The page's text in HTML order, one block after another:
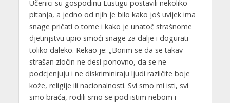
Učenici su gospodinu Lustigu postavili nekoliko
pitanja, a jedno od njih je bilo kako još uvijek ima
snage pričati o tome i kako je unatoč strašnome
djetinjstvu upio smoći snage za dalje i dogurati
toliko daleko. Rekao je: „Borim se da se takav
strašan zločin ne desi ponovno, da se ne
podcjenjuju i ne diskriminiraju ljudi različite boje
kože, religije ili nacionalnosti. Svi smo mi isti, svi
smo braća, rodili smo se pod istim nebom i